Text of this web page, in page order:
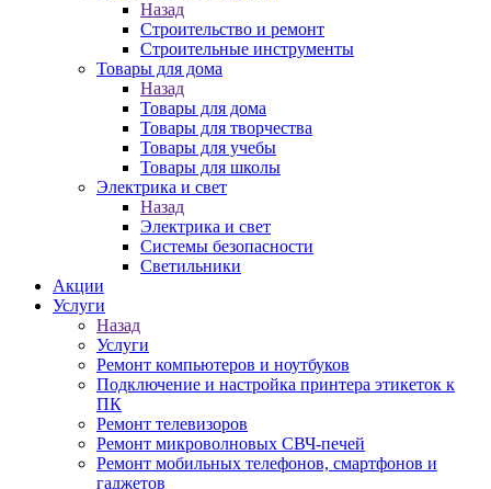
Назад
Строительство и ремонт
Строительные инструменты
Товары для дома
Назад
Товары для дома
Товары для творчества
Товары для учебы
Товары для школы
Электрика и свет
Назад
Электрика и свет
Системы безопасности
Светильники
Акции
Услуги
Назад
Услуги
Ремонт компьютеров и ноутбуков
Подключение и настройка принтера этикеток к
ПК
Ремонт телевизоров
Ремонт микроволновых СВЧ-печей
Ремонт мобильных телефонов, смартфонов и
гаджетов